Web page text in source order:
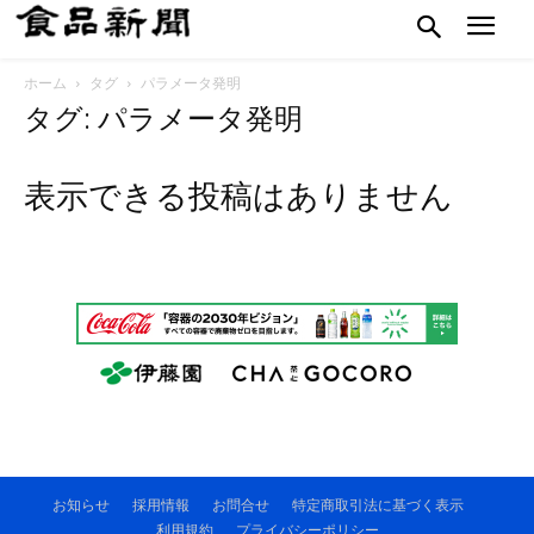
ホーム タグ パラメータ発明
タグ: パラメータ発明
表示できる投稿はありません
お知らせ 採用情報 お問合せ
特定商取引法に基づく表示
利用規約
プライバシーポリシー